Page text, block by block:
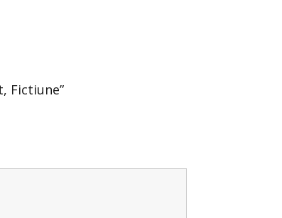
Fictiune”